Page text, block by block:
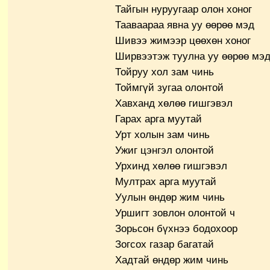
Тайгын нуруугаар олон хоног
Тааваараа явна уу өөрөө мэд
Шивээ жимээр цөөхөн хоног
Ширвээтэж туулна уу өөрөө мэд
Тойруу хол зам чинь
Тоймгүй зугаа олонтой
Хавханд хөлөө гишгэвэл
Гарах арга муутай
Урт холын зам чинь
Ужиг цэнгэл олонтой
Урхинд хөлөө гишгэвэл
Мултрах арга муутай
Уулын өндөр жим чинь
Уршигт зовлон олонтой ч
Зорьсон бүхнээ бодохоор
Зогсох газар багатай
Хадтай өндөр жим чинь